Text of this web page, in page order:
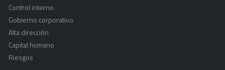
Control interno
Gobierno corporativo
Alta dirección
Capital humano
Riesgos